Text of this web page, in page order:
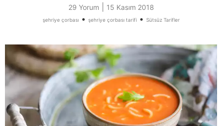
29 Yorum 15 Kasım 2018
şehriye çorbası• şehriye çorbası tarifi• Sütsüz Tarifler